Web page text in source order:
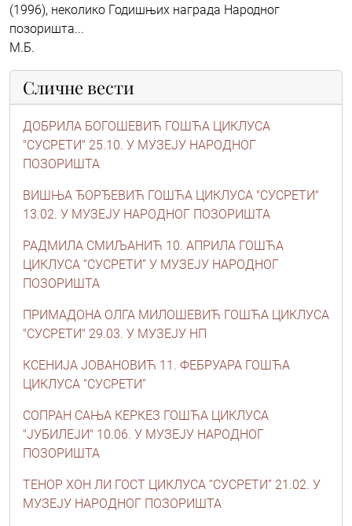
(1996), неколико Годишњих награда Народног
позоришта...
М.Б.
Сличне вести
ДОБРИЛА БОГОШЕВИЋ ГОШЋА ЦИКЛУСА
"СУСРЕТИ" 25.10. У МУЗЕЈУ НАРОДНОГ
ПОЗОРИШТА
ВИШЊА ЂОРЂЕВИЋ ГОШЋА ЦИКЛУСА "СУСРЕТИ"
13.02. У МУЗЕЈУ НАРОДНОГ ПОЗОРИШТА
РАДМИЛА СМИЉАНИЋ 10. АПРИЛА ГОШЋА
ЦИКЛУСА “СУСРЕТИ” У МУЗЕЈУ НАРОДНОГ
ПОЗОРИШТА
ПРИМАДОНА ОЛГА МИЛОШЕВИЋ ГОШЋА ЦИКЛУСА
"СУСРЕТИ" 29.03. У МУЗЕЈУ НП
КСЕНИЈА ЈОВАНОВИЋ 11. ФЕБРУАРА ГОШЋА
ЦИКЛУСА “СУСРЕТИ”
СОПРАН САЊА КЕРКЕЗ ГОШЋА ЦИКЛУСА
"ЈУБИЛЕЈИ" 10.06. У МУЗЕЈУ НАРОДНОГ
ПОЗОРИШТА
ТЕНОР ХОН ЛИ ГОСТ ЦИКЛУСА “СУСРЕТИ” 21.02. У
МУЗЕЈУ НАРОДНОГ ПОЗОРИШТА